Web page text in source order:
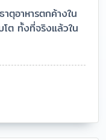
ตุอาหารตกค้างใน
ต ทั้งที่จริงแล้วใน